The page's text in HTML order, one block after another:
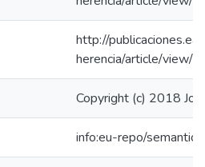
http://
herencia/article/view/
Copyright (c) 2018
info:eu-repo/